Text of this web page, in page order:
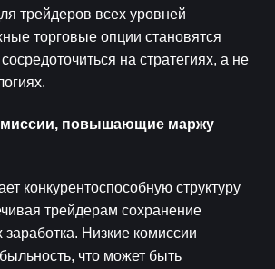
трейдеров всех уровней
торговые опции становятся
на стратегиях, а не
повышающие маржу
конкурентоспособную структуру
трейдерам сохранение
Низкие комиссии
что может быть